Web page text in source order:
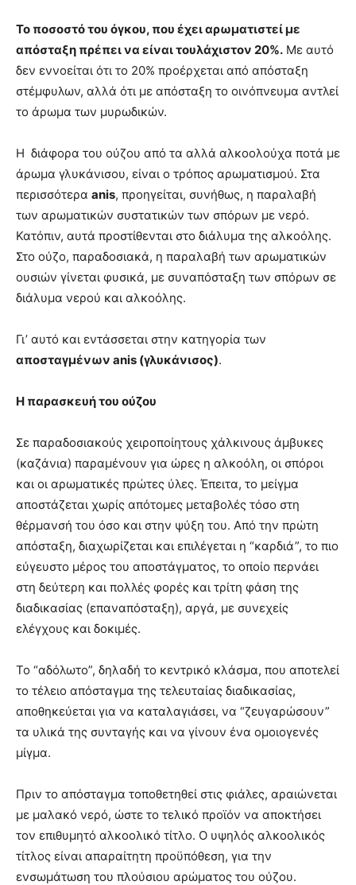
Το ποσοστό του όγκου, που έχει αρωματιστεί με
απόσταξη πρέπει να είναι τουλάχιστον 20%. Με αυτό
δεν εννοείται ότι το 20% προέρχεται από απόσταξη
στέμφυλων, αλλά ότι με απόσταξη το οινόπνευμα αντλεί
το άρωμα των μυρωδικών.
Η διάφορα του ούζου από τα αλλά αλκοολούχα ποτά με
άρωμα γλυκάνισου, είναι ο τρόπος αρωματισμού. Στα
περισσότερα anis, προηγείται, συνήθως, η παραλαβή
των αρωματικών συστατικών των σπόρων με νερό.
Κατόπιν, αυτά προστίθενται στο διάλυμα της αλκοόλης.
Στο ούζο, παραδοσιακά, η παραλαβή των αρωματικών
ουσιών γίνεται φυσικά, με συναπόσταξη των σπόρων σε
διάλυμα νερού και αλκοόλης.
Γι’ αυτό και εντάσσεται στην κατηγορία των
αποσταγμένων anis (γλυκάνισος).
Η παρασκευή του ούζου
Σε παραδοσιακούς χειροποίητους χάλκινους άμβυκες
(καζάνια) παραμένουν για ώρες η αλκοόλη, οι σπόροι
και οι αρωματικές πρώτες ύλες. Έπειτα, το μείγμα
αποστάζεται χωρίς απότομες μεταβολές τόσο στη
θέρμανσή του όσο και στην ψύξη του. Από την πρώτη
απόσταξη, διαχωρίζεται και επιλέγεται η “καρδιά”, το πιο
εύγευστο μέρος του αποστάγματος, το οποίο περνάει
στη δεύτερη και πολλές φορές και τρίτη φάση της
διαδικασίας (επαναπόσταξη), αργά, με συνεχείς
ελέγχους και δοκιμές.
Το “αδόλωτο”, δηλαδή το κεντρικό κλάσμα, που αποτελεί
το τέλειο απόσταγμα της τελευταίας διαδικασίας,
αποθηκεύεται για να καταλαγιάσει, να “ζευγαρώσουν”
τα υλικά της συνταγής και να γίνουν ένα ομοιογενές
μίγμα.
Πριν το απόσταγμα τοποθετηθεί στις φιάλες, αραιώνεται
με μαλακό νερό, ώστε το τελικό προϊόν να αποκτήσει
τον επιθυμητό αλκοολικό τίτλο. Ο υψηλός αλκοολικός
τίτλος είναι απαραίτητη προϋπόθεση, για την
ενσωμάτωση του πλούσιου αρώματος του ούζου.